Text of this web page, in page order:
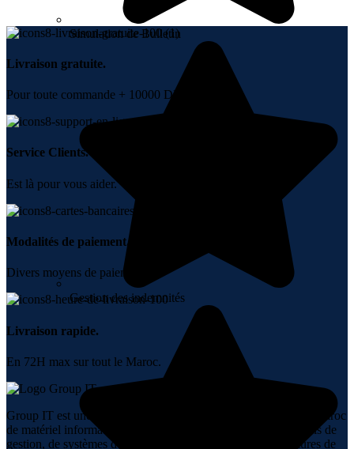
Simulation de Bulletin
Gestion des indemnités
Livraison gratuite.
Pour toute commande + 10000 DH.
Service Clients.
Est là pour vous aider.
Modalités de paiement.
Divers moyens de paiement.
Livraison rapide.
En 72H max sur tout le Maroc.
Group IT est une société spécialisée dans la vente en ligne au Maroc
de matériel informatique, de réseaux, de téléphonie, de logiciels de
gestion, de systèmes de sécurité, d’audiovisuel et de fournitures de